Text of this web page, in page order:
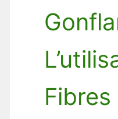
Fibres